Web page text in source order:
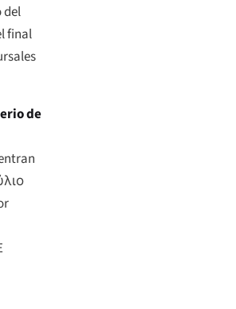
del
final
de